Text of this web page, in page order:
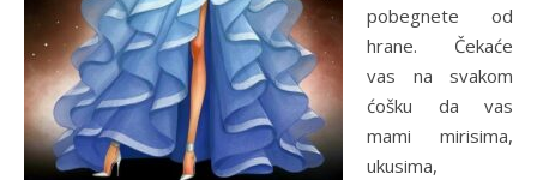
pobegnete od
hrane. Čekaće
vas na svakom
ćošku da vas
mami mirisima,
ukusima,